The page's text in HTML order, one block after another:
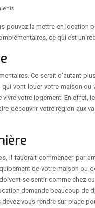
la mettre en location
ce qui est
Ce serait d’autant
vont louer votre maison
vivre votre logement. En effet,
découvrir votre région
, il faudrait commencer par
de votre maison
se sentir comme
demande beaucoup
vous rendre sur place